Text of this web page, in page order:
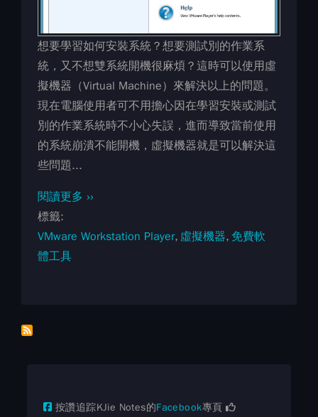
想要學習如何安裝系統？想要測試別的作業系
統，又不想雙系統開機很麻煩？這時可以使用虛
擬機器（Virtual Machine）來解決以上的問題。
現在電腦使用者可不用擔心因在學習安裝或測試
別的作業系統時不小心失誤，進而導致當前使用
的系統崩潰不能開機，虛擬機器就是可以解決這
些問題...
閱讀更多 ››
標籤
VMware Workstation Player 虛擬機器 免費軟
體工具
按讚追踪KJie Notes的Facebook專頁